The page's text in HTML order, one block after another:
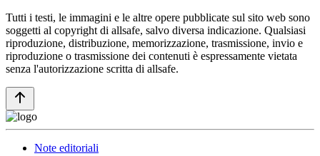
Tutti i testi, le immagini e le altre opere pubblicate sul sito web sono
soggetti al copyright di allsafe, salvo diversa indicazione. Qualsiasi
riproduzione, distribuzione, memorizzazione, trasmissione, invio e
riproduzione o trasmissione dei contenuti è espressamente vietata
senza l'autorizzazione scritta di allsafe.
Note editoriali